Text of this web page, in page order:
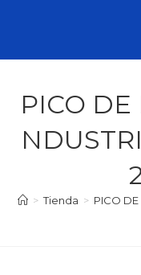
PICO
> Tienda > PICO